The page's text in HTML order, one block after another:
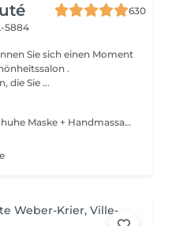
630
5884
.
die Sie ...
Enthält: Peeling, Collagenhandschuhe Maske + Handmassage